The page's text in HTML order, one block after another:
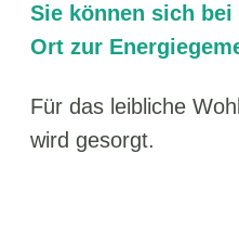
Sie können sich
Ort zur
Für das leibliche
wird gesorgt.